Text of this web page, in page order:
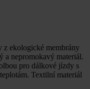
ekologické membrány
a nepromokavý materiál.
pro dálkové jízdy s
Textilní materiál